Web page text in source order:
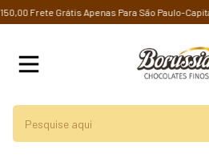
Frete Grátis Apenas Para São Paulo-Capital.